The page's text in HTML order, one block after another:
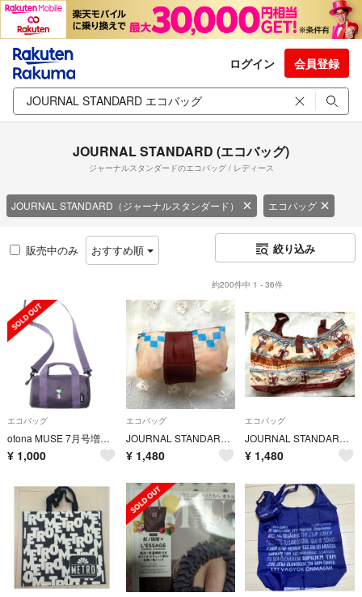
ログイン 会員登録
JOURNAL STANDARD (エコバッグ)
ジャーナルスタンダードのエコバッグ / レディース
JOURNAL STANDARD（ジャーナルスタンダード） エコバッグ
販売中のみ おすすめ順 絞り込み
約200件中 1 - 36件
エコバッグ
otona MUSE 7月号増刊号付
¥ 1,000
エコバッグ
JOURNAL STANDARD JAバンク ちょリス ナイロンエコバッグ
¥ 1,480
エコバッグ
JOURNAL STANDARD JAバンク ちょリス ナイロンエコバッグ
¥ 1,480